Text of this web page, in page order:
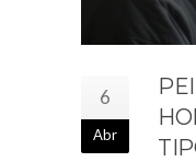
6
Abr